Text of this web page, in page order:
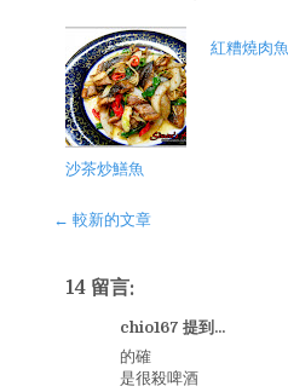
沙茶炒鱔魚
紅糟燒肉魚
← 較新的文章
14 留言:
chio167 提到...
的確
是很殺啤酒